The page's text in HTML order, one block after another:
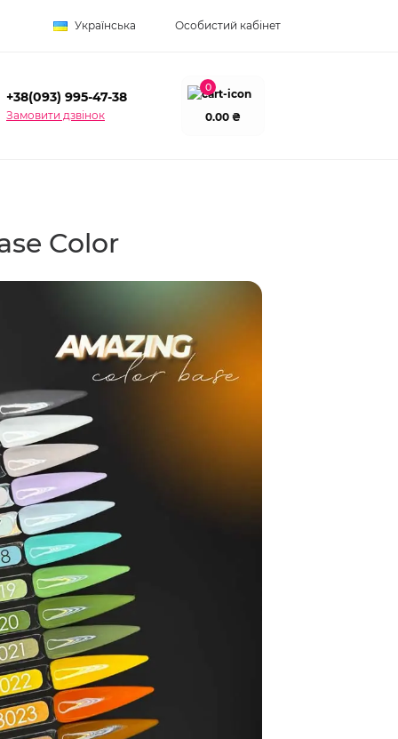
Українська Особистий кабінет
+38(093) 995-47-38
Замовити дзвінок
0
0.00 ₴
Color